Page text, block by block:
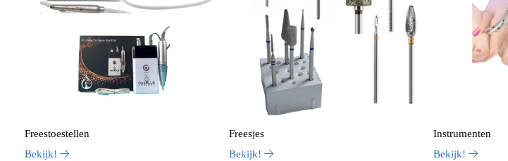
Freestoestellen
Bekijk!
Freesjes
Bekijk!
Instrumenten
Bekijk!